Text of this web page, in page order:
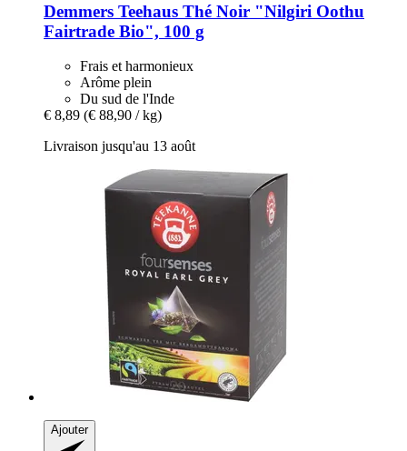
Demmers Teehaus Thé Noir "Nilgiri Oothu
Fairtrade Bio", 100 g
Frais et harmonieux
Arôme plein
Du sud de l'Inde
€ 8,89 (€ 88,90 / kg)
Livraison jusqu'au 13 août
Ajouter